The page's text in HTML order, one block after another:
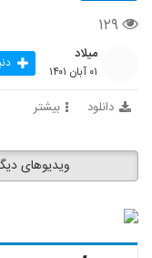
۱۲۹
میلاد
۰۱ آبان ۱۴۰۱
دانلود بیشتر
ویدیوهای